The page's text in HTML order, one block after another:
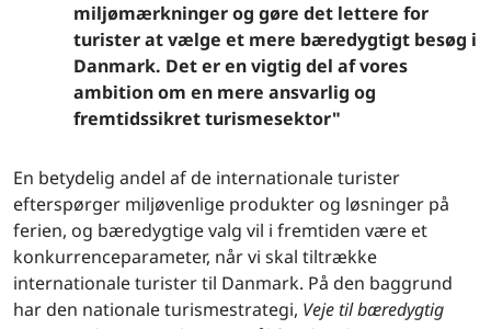
miljømærkninger og gøre det lettere for
turister at vælge et mere bæredygtigt besøg i
Danmark. Det er en vigtig del af vores
ambition om en mere ansvarlig og
fremtidssikret turismesektor"
En betydelig andel af de internationale turister
efterspørger miljøvenlige produkter og løsninger på
ferien, og bæredygtige valg vil i fremtiden være et
konkurrenceparameter, når vi skal tiltrække
internationale turister til Danmark. På den baggrund
har den nationale turismestrategi, Veje til bæredygtig